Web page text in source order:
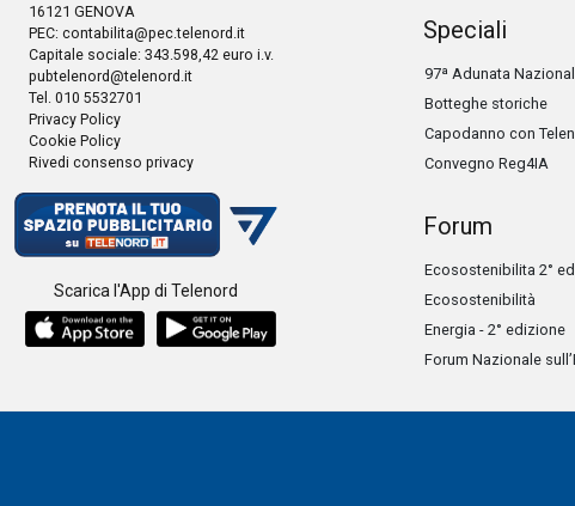
16121 GENOVA
PEC: contabilita@pec.telenord.it
Capitale sociale: 343.598,42 euro i.v.
pubtelenord@telenord.it
Tel. 010 5532701
Privacy Policy
Cookie Policy
Rivedi consenso privacy
Scarica l'App di Telenord
Speciali
97ª Adunata
Botteghe storiche
Capodanno con
Convegno Reg4IA
Forum
Ecosostenibilita 2°
Ecosostenibilità
Energia - 2° edizione
Forum Nazionale